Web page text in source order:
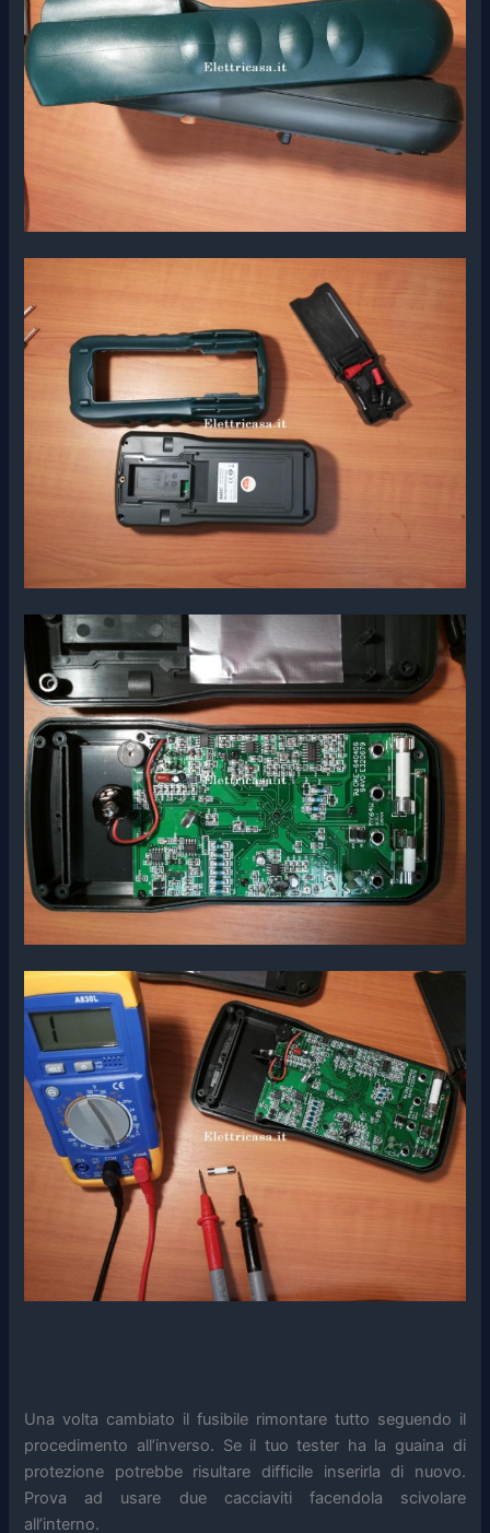
Una volta cambiato il fusibile rimontare tutto seguendo il
procedimento all’inverso. Se il tuo tester ha la guaina di
protezione potrebbe risultare difficile inserirla di nuovo.
Prova ad usare due cacciaviti facendola scivolare
all’interno.